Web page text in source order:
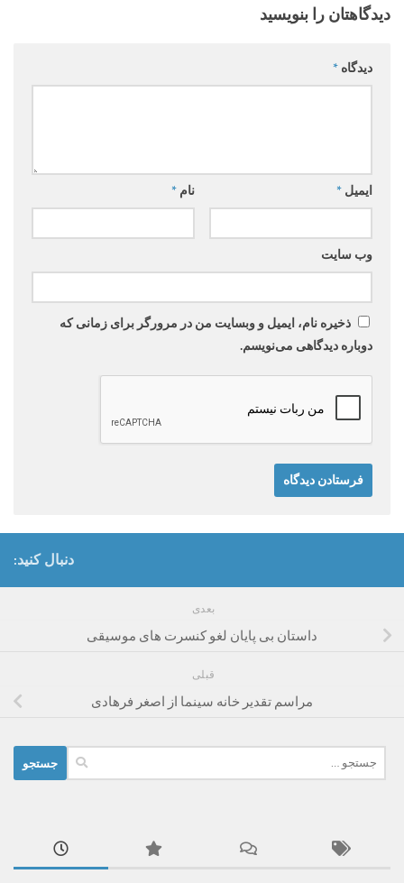
دیدگاهتان را بنویسید
دیدگاه *
نام * ایمیل *
وب‌ سایت
ذخیره نام، ایمیل و وبسایت من در مرورگر برای زمانی که
دوباره دیدگاهی می‌نویسم.
دنبال کنید:
بعدی
داستان بی پایان لغو کنسرت های موسیقی
قبلی
مراسم تقدیر خانه سینما از اصغر فرهادی
برای: